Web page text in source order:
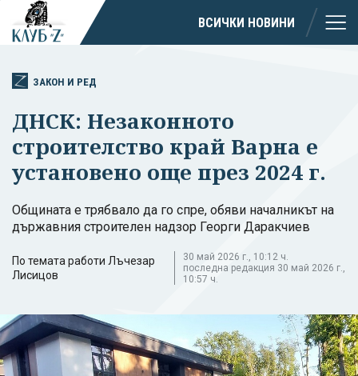
ВСИЧКИ НОВИНИ
ЗАКОН И РЕД
ДНСК: Незаконното
строителство край Варна е
установено още през 2024 г.
Общината е трябвало да го спре, обяви началникът на
държавния строителен надзор Георги Даракчиев
По темата работи Лъчезар
Лисицов
30 май 2026 г., 10:12 ч.
последна редакция 30 май 2026 г.,
10:57 ч.